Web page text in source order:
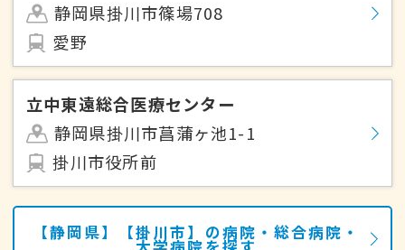
静岡県掛川市篠場708
愛野
立中東遠総合医療センター
静岡県掛川市菖蒲ヶ池1-1
掛川市役所前
【静岡県】【掛川市】の病院・総合病院・